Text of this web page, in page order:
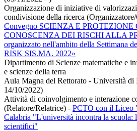
Organizzazione di iniziative di
condivisione della ricerca
Convegno SCIENZA E
CONOSCENZA DEI RISCHI ALLA
organizzato nell'ambito della Settimana
RISK SIS.MA. 2022»
Dipartimento di Scienze matematiche e
e scienze della terra
Aula Magna del Rettorato - Università di
14/10/2022)
Attività di coinvolgimento e interazione
(Relatore/Relatrice) - PCTO con il Liceo
Calabria "L'università incontra la scuola:
scientifici"